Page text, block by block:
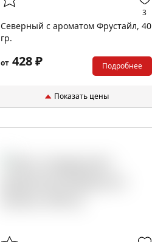
3
Северный с ароматом Фрустайл, 40
гр.
от 428 ₽ Подробнее
Показать цены